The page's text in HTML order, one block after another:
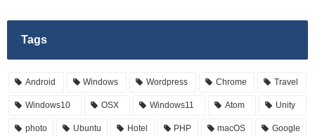
Tags
Android Windows Wordpress Chrome Travel
Windows10 OSX Windows11 Atom Unity
photo Ubuntu Hotel PHP macOS Google